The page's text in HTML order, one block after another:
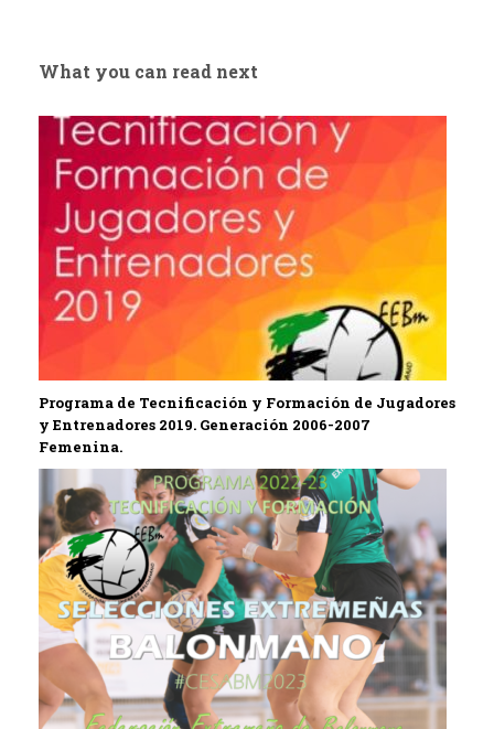
What you can read next
Programa de Tecnificación y Formación de Jugadores
y Entrenadores 2019. Generación 2006-2007
Femenina.